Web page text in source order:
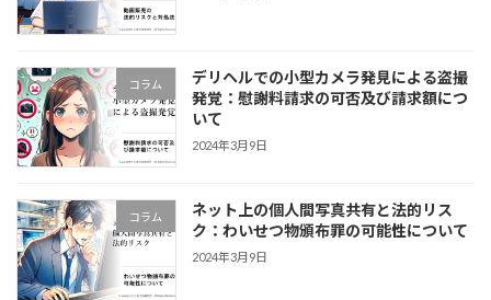
コラム
デリヘルでの小型カメラ発見による盗撮
発覚：慰謝料請求の可否及び請求額につ
いて
2024年3月9日
コラム
ネット上の個人間写真共有と法的リス
ク：わいせつ物頒布罪の可能性について
2024年3月9日